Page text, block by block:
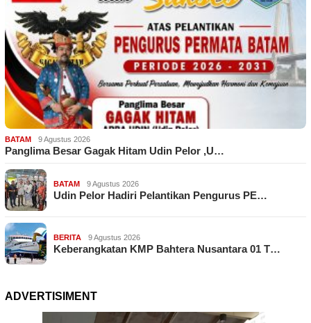
BATAM 9 Agustus 2026
Panglima Besar Gagak Hitam Udin Pelor ,U…
BATAM 9 Agustus 2026
Udin Pelor Hadiri Pelantikan Pengurus PE…
BERITA 9 Agustus 2026
Keberangkatan KMP Bahtera Nusantara 01 T…
ADVERTISIMENT